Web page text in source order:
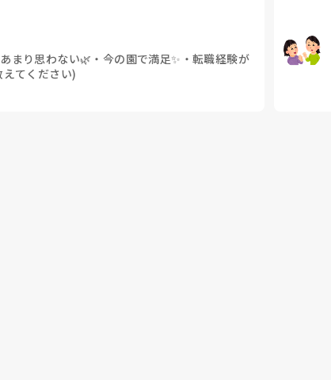
あまり思わない🌿 ・ 今の園で満足✨ ・ 転職経験が
てください)